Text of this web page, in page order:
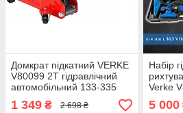
Домкрат підкатний VERKE
V80099 2Т гідравлічний
автомобільний 133-335
1 349 ₴ 2 698 ₴
Набір
Verke
5 000